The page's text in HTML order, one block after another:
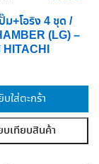
ม+โอริง 4 ชุด /
(LG) –
HITACHI
บใส่ตะกร้า
บเทียบสินค้า